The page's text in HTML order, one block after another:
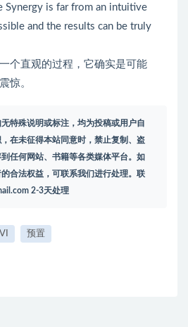
Synergy is far from an intuitive
and the results can be truly
个直观的过程，它确实是可能
惊。
特殊说明或标注，均为投稿或用户自
在未征得本站同意时，禁止复制、盗
任何网站、书籍等各类媒体平台。如
合法权益，可联系我们进行处理。联
2-3天处理
预置